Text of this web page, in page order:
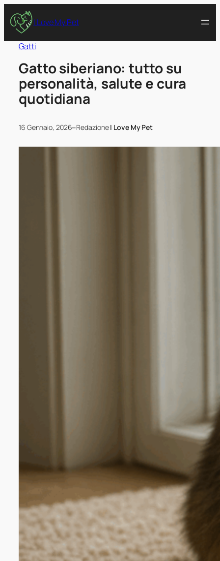
I Love My Pet
Gatti
Gatto siberiano: tutto su
personalità, salute e cura
quotidiana
16 Gennaio, 2026–RedazioneI Love My Pet